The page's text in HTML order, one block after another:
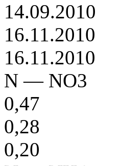
14.09.2010
16.11.2010
16.11.2010
N — NO3
0,47
0,28
0,20